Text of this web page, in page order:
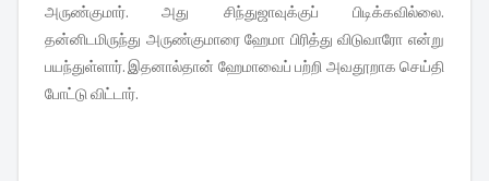
அருண்குமார். அது சிந்துஜாவுக்குப் பிடிக்கவில்லை.
தன்னிடமிருந்து அருண்குமாரை ஹேமா பிரித்து விடுவாரோ என்று
பயந்துள்ளார். இதனால்தான் ஹேமாவைப் பற்றி அவதூறாக செய்தி
போட்டு விட்டார்.